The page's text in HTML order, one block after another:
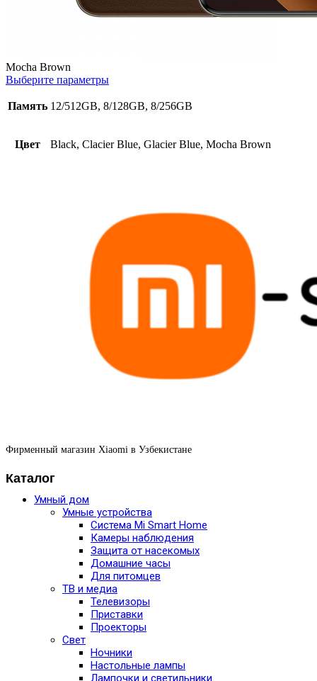
Mocha Brown
Выберите параметры
Память 12/512GB, 8/128GB, 8/256GB
Цвет Black, Clacier Blue, Glacier Blue, Mocha Brown
Фирменный магазин Xiaomi в Узбекистане
Каталог
Умный дом
Умные устройства
Система Mi Smart Home
Камеры наблюдения
Защита от насекомых
Домашние часы
Для питомцев
ТВ и медиа
Телевизоры
Приставки
Проекторы
Свет
Ночники
Настольные лампы
Лампочки и светильники